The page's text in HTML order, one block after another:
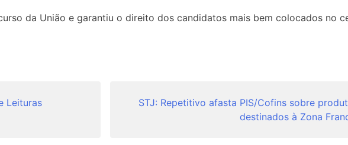
da União e garantiu o direito dos candidatos mais bem colocados no
Leituras
STJ: Repetitivo afasta PIS/Cofins sobre
destinados à Zona